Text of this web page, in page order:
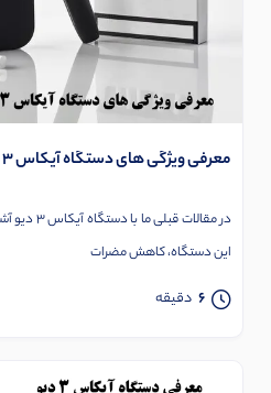
معرفی ویژگی های دستگاه آیکاس 3 دیو
در
این دستگاه، کاهش مضرات
6 دقیقه